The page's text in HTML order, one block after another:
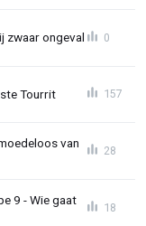
zwaar ongeval 0
Tourrit 157
van
28
9 - Wie gaat
18